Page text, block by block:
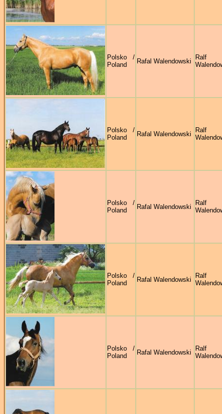
Polsko /
Poland
Rafal Walendowski
Ralf
Polsko /
Poland
Rafal Walendowski
Ralf
Polsko /
Poland
Rafal Walendowski
Ralf
Polsko /
Poland
Rafal Walendowski
Ralf
Polsko /
Poland
Rafal Walendowski
Ralf